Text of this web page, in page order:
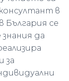
в
България се
да
за